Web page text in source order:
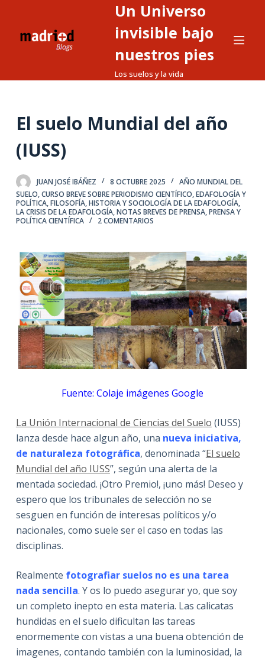
o
e
n
Un Universo
invisible bajo
nuestros pies
Los suelos y la vida
El suelo Mundial del año
(IUSS)
JUAN JOSÉ IBÁÑEZ 8 OCTUBRE 2025
AÑO MUNDIAL DEL
SUELO,CURSO BREVE SOBRE PERIODISMO CIENTÍFICO,EDAFOLOGÍA Y
POLÍTICA,FILOSOFÍA, HISTORIA Y SOCIOLOGÍA DE LA EDAFOLOGÍA,
LA CRISIS DE LA EDAFOLOGÍA,NOTAS BREVES DE PRENSA,PRENSA Y
POLÍTICA CIENTÍFICA
2 COMENTARIOS
Fuente: Colaje imágenes Google
La Unión Internacional de Ciencias del Suelo (IUSS)
lanza desde hace algun año, una nueva iniciativa,
de naturaleza fotográfica, denominada “El suelo
Mundial del año IUSS”, según una alerta de la
mentada sociedad. ¡Otro Premio!, ¡uno más! Deseo y
espero que los tribunales de selección no se
sesguen en función de interesas políticos y/o
nacionales, como suele ser el caso en todas las
disciplinas.
Realmente fotografiar suelos no es una tarea
nada sencilla. Y os lo puedo asegurar yo, que soy
un completo inepto en esta materia. Las calicatas
hundidas en el suelo dificultan las tareas
enormemente con vistas a una buena obtención de
imagenes, contando también con la luminosidad, la